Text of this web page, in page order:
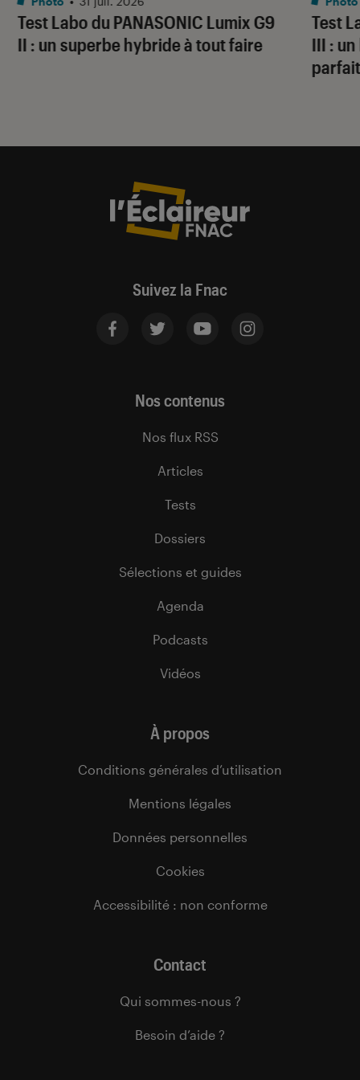
Test Labo du PANASONIC Lumix G9
II : un superbe hybride à tout faire
Test
III :
Suivez la Fnac
Nos contenus
Nos flux RSS
Articles
Tests
Dossiers
Sélections et guides
Agenda
Podcasts
Vidéos
À propos
Conditions générales d’utilisation
Mentions légales
Données personnelles
Cookies
Accessibilité : non conforme
Contact
Qui sommes-nous ?
Besoin d’aide ?